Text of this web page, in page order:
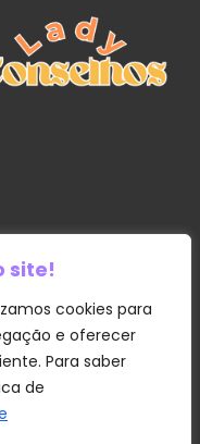
site!
cookies para
e oferecer
Para saber
de